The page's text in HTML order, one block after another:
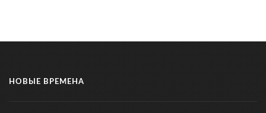
НОВЫЕ ВРЕМЕНА